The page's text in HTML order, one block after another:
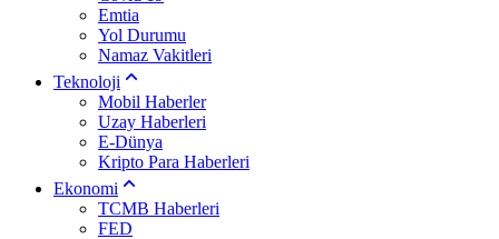
Emtia
Yol Durumu
Namaz Vakitleri
Teknoloji
Mobil Haberler
Uzay Haberleri
E-Dünya
Kripto Para Haberleri
Ekonomi
TCMB Haberleri
FED